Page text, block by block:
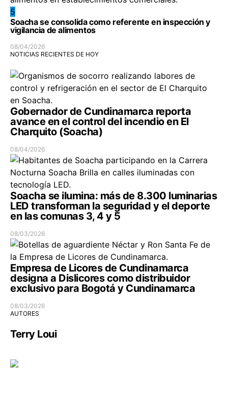
5
Soacha se consolida como referente en inspección y
vigilancia de alimentos
08/04/2026
NOTICIAS RECIENTES DE HOY
Gobernador de Cundinamarca reporta
avance en el control del incendio en El
Charquito (Soacha)
08/04/2026
Soacha se ilumina: más de 8.300 luminarias
LED transforman la seguridad y el deporte
en las comunas 3, 4 y 5
08/03/2026
Empresa de Licores de Cundinamarca
designa a Dislicores como distribuidor
exclusivo para Bogotá y Cundinamarca
08/03/2026
AUTORES
Terry Loui